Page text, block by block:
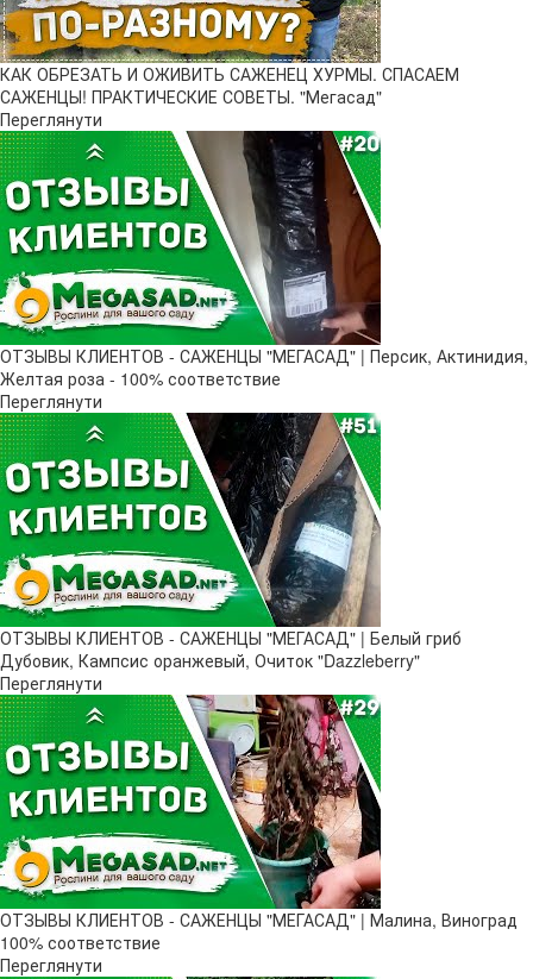
КАК ОБРЕЗАТЬ И ОЖИВИТЬ САЖЕНЕЦ ХУРМЫ. СПАСАЕМ
САЖЕНЦЫ! ПРАКТИЧЕСКИЕ СОВЕТЫ. "Мегасад"
Переглянути
ОТЗЫВЫ КЛИЕНТОВ - САЖЕНЦЫ "МЕГАСАД" | Персик, Актинидия,
Желтая роза - 100% соответствие
Переглянути
ОТЗЫВЫ КЛИЕНТОВ - САЖЕНЦЫ "МЕГАСАД" | Белый гриб
Дубовик, Кампсис оранжевый, Очиток "Dazzleberry"
Переглянути
ОТЗЫВЫ КЛИЕНТОВ - САЖЕНЦЫ "МЕГАСАД" | Малина, Виноград
100% соответствие
Переглянути